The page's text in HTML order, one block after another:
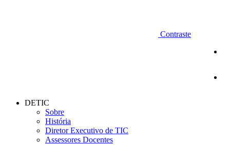
Contraste
DETIC
Sobre
História
Diretor Executivo de TIC
Assessores Docentes